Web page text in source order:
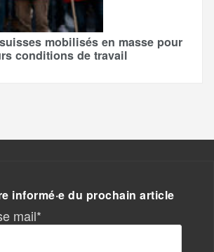
mobilisés en masse pour
conditions de travail
informé·e du prochain article
mail*